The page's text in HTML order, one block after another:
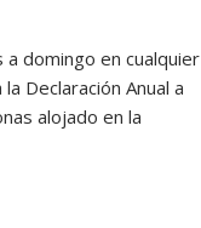
domingo en cualquier
Declaración Anual a
alojado en la